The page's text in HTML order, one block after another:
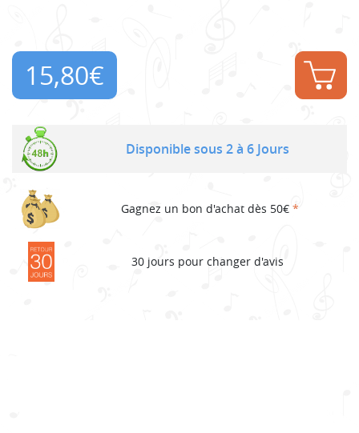
15,80€
Disponible sous 2 à 6 Jours
Gagnez un bon d'achat dès 50€ *
30 jours pour changer d'avis